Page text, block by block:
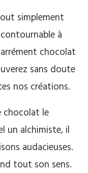
simplement
à
chocolat
sans doute
nos créations.
chocolat le
un alchimiste, il
audacieuses.
tout son sens.